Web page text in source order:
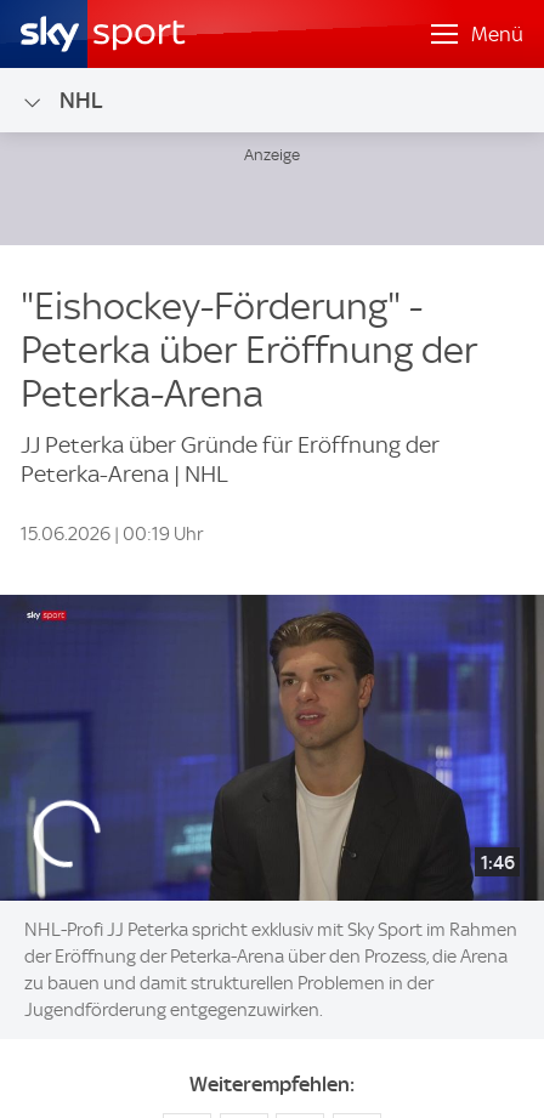
Menü
NHL
"Eishockey-Förderung" -
Peterka über Eröffnung der
Peterka-Arena
JJ Peterka über Gründe für Eröffnung der
Peterka-Arena | NHL
15.06.2026 | 00:19 Uhr
1:46
NHL-Profi JJ Peterka spricht exklusiv mit Sky Sport im Rahmen
der Eröffnung der Peterka-Arena über den Prozess, die Arena
zu bauen und damit strukturellen Problemen in der
Jugendförderung entgegenzuwirken.
Weiterempfehlen: